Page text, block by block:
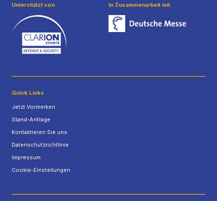
Unterstützt von In Zusammenarbeit mit
Quick Links
Jetzt Vormerken
Stand-Anfrage
Kontaktieren Sie uns
Datenschutzrichtlinie
Impressum
Cookie-Einstellungen